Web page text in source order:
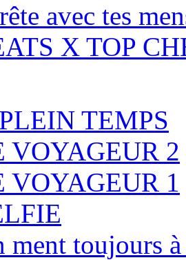
avec tes
X TOP
TEMPS
VOYAGEUR 2
VOYAGEUR 1
ment toujours